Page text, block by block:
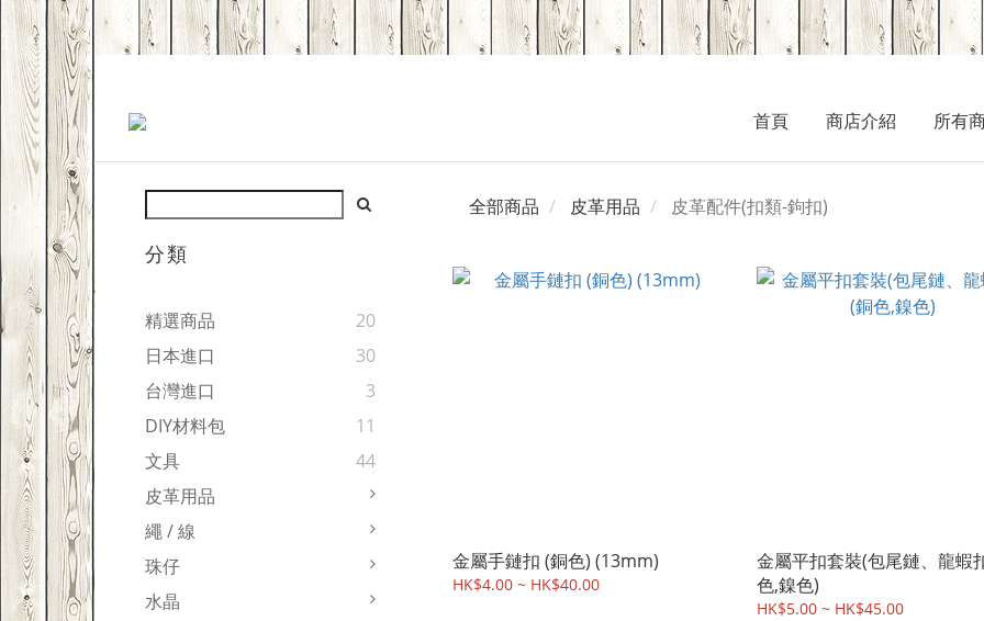
首頁 商店介紹 所有
分類
精選商品
20
日本進口
30
台灣進口
3
DIY材料包
11
文具
44
皮革用品
繩 / 線
珠仔
水晶
全部商品 皮革用品 皮革配件(扣類-鉤扣)
金屬手鏈扣 (銅色) (13mm)
HK$4.00 ~ HK$40.00
金屬平扣套裝(包尾鏈、龍蝦
色,鎳色)
HK$5.00 ~ HK$45.00